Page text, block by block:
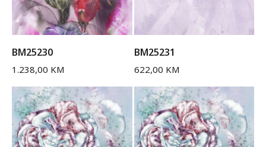
BM25230
1.238,00 KM
BM25231
622,00 KM